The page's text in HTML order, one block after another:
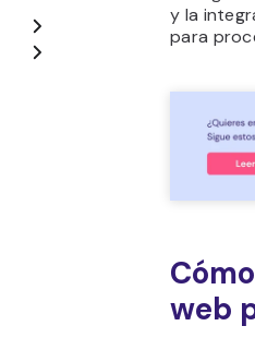
y la
para
web